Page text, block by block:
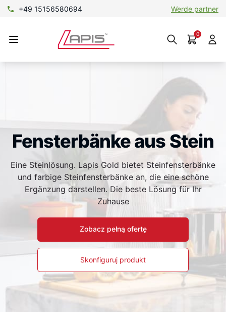
+49 15156580694 Werde partner
0
Fensterbänke aus Stein
Eine Steinlösung. Lapis Gold bietet Steinfensterbänke
und farbige Steinfensterbänke an, die eine schöne
Ergänzung darstellen. Die beste Lösung für Ihr
Zuhause
Zobacz pełną ofertę
Skonfiguruj produkt